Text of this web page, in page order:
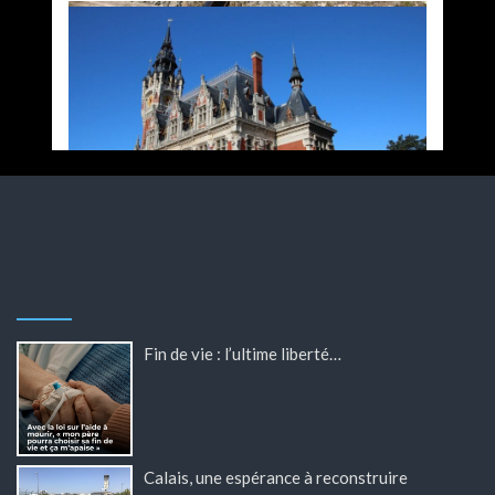
Fin de vie : l’ultime liberté…
Calais, une espérance à reconstruire